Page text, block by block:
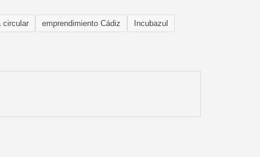
circular emprendimiento Cádiz
Incubazul